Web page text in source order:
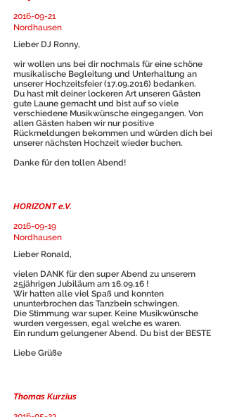
2016-09-21
Nordhausen
Lieber DJ Ronny,
wir wollen uns bei dir nochmals für eine schöne
musikalische Begleitung und Unterhaltung an
unserer Hochzeitsfeier(17.09.2016) bedanken.
Du hast mit deiner lockeren Art unseren Gästen
gute Laune gemacht und bist auf so viele
verschiedene Musikwünsche eingegangen. Von
allen Gästen haben wir nur positive
Rückmeldungen bekommen und würden dich bei
unserer nächsten Hochzeit wieder buchen.
Danke für den tollen Abend!
HORIZONT e.V.
2016-09-19
Nordhausen
Lieber Ronald,
vielen DANK für den super Abend zu unserem
25jährigen Jubiläum am 16.09.16 !
Wir hatten alle viel Spaß und konnten
ununterbrochen das Tanzbein schwingen.
Die Stimmung war super. Keine Musikwünsche
wurden vergessen, egal welche es waren.
Ein rundum gelungener Abend. Du bist der BESTE
Liebe Grüße
Thomas Kurzius